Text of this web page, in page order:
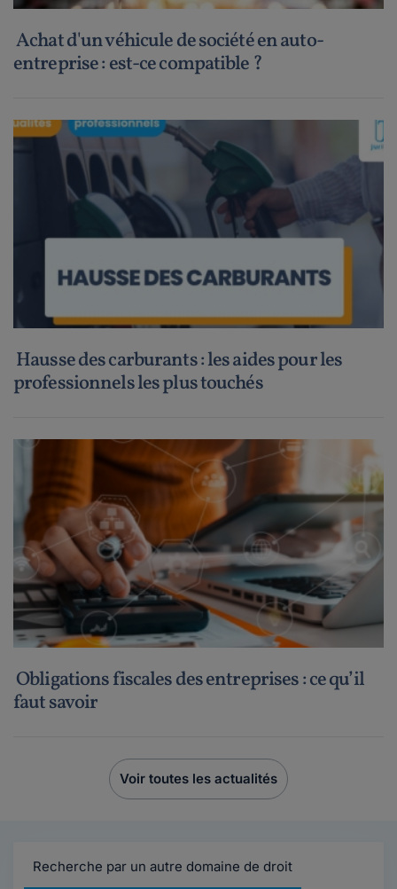
Achat d'un véhicule de société en auto-
entreprise : est-ce compatible ?
Hausse des carburants : les aides pour les
professionnels les plus touchés
Obligations fiscales des entreprises : ce qu’il
faut savoir
Voir toutes les actualités
Recherche par un autre domaine de droit